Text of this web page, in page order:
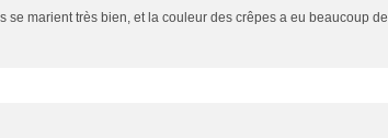
se marient très bien, et la couleur des crêpes a eu beaucoup de